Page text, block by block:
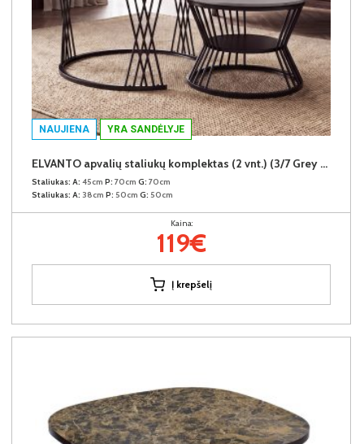
NAUJIENA YRA SANDĖLYJE
ELVANTO apvalių staliukų komplektas (2 vnt.) (3/7 Grey Matt)
Staliukas: A: 45cm P: 70cm G: 70cm
Staliukas: A: 38cm P: 50cm G: 50cm
Kaina:
119€
Į krepšelį